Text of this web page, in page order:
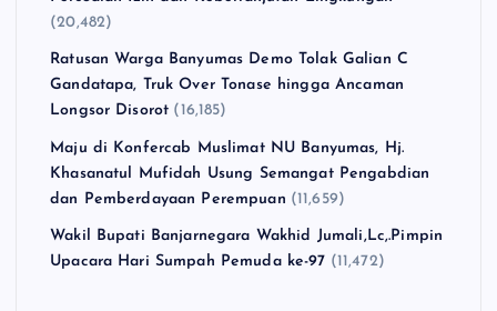
(20,482)
Ratusan Warga Banyumas Demo Tolak Galian C
Gandatapa, Truk Over Tonase hingga Ancaman
Longsor Disorot (16,185)
Maju di Konfercab Muslimat NU Banyumas, Hj.
Khasanatul Mufidah Usung Semangat Pengabdian
dan Pemberdayaan Perempuan (11,659)
Wakil Bupati Banjarnegara Wakhid Jumali,Lc,.Pimpin
Upacara Hari Sumpah Pemuda ke-97 (11,472)